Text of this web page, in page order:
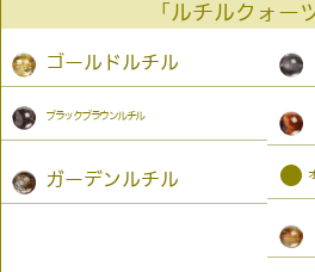
「ルチルクォー
ゴールドルチル
ブラックブラウンルチル
ガーデンルチル ●